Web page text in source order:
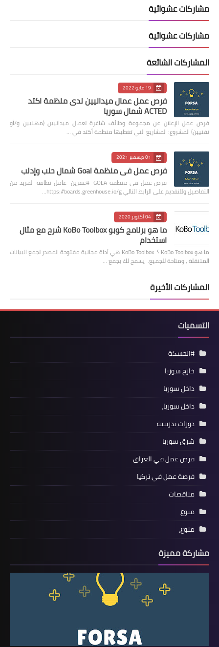
مشاركات عشوائية
مشاركات عشوائية
المشاركات الشائعة
19 مايو 2022
فرص عمل عمال ميدانيين لدى منظمة اكتد
ACTED شمال سوريا
فرص عمل الإعلان عن مجموعة وظائف شاغرة لعمال ميدانيين (مهنيين و/أو
تقنيين) المشروع: المشاريع التي تغطيها منظمة أكتد في …
01 ديسمبر 2021
فرص عمل في منظمة Goal شمال حلب وإدلب
فرص عمل في منظمة GOLA #عفرين عامل نظافة لمزيد من
التفاصيل وللتقديم على الرابط التالي https://boards.greenhouse.io/g…
04 أكتوبر 2020
ما هو برنامج كوبو KoBo Toolbox شرح مع مثال
استخدام
ما هو KoBo Toolbox ؟ KoBo Toolbox هي أداة مجانية مفتوحة المصدر لجمع البيانات
المتنقلة ، ومتاحة للجميع. يسمح لك بجمع …
المشاركات الأخيرة
التسميات
#الحسكة
خارج سوريا
داخل سوريا
داخل سوريا،
دورات تدريبية
شرق سوريا
فرص عمل في العراق
فرصة عمل في تركيا
مناقصات
منوع
منوع،
مشاركة مميزة